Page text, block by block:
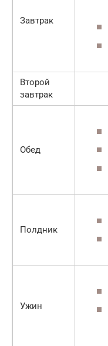
Завтрак
Второй
завтрак
Обед
Полдник
Ужин